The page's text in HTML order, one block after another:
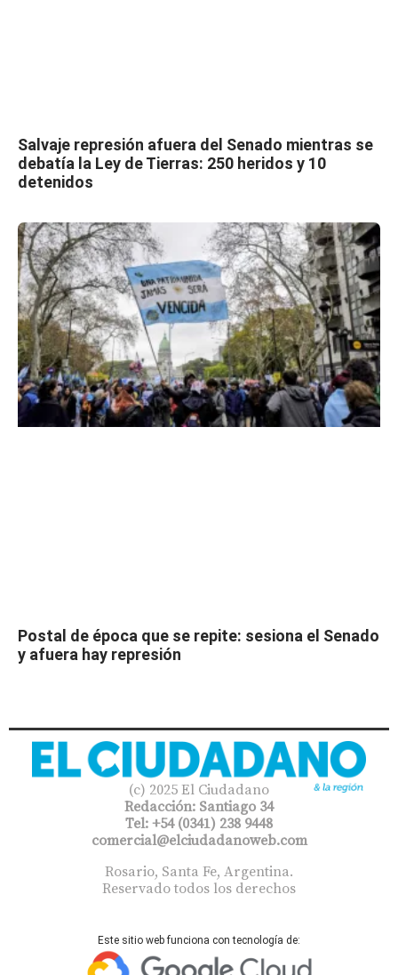
Salvaje represión afuera del Senado mientras se
debatía la Ley de Tierras: 250 heridos y 10
detenidos
Postal de época que se repite: sesiona el Senado
y afuera hay represión
(c) 2025 El Ciudadano
Redacción: Santiago 34
Tel: +54 (0341) 238 9448
comercial@elciudadanoweb.com​
Rosario, Santa Fe, Argentina.
Reservado todos los derechos
Este sitio web funciona con tecnología de: